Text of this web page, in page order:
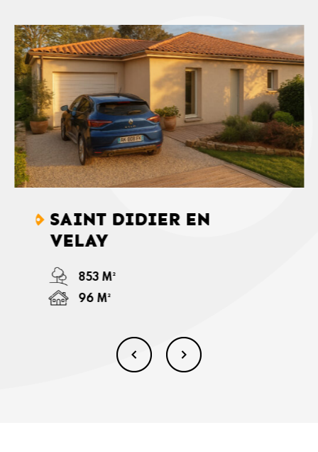
SAINT DIDIER EN
VELAY
853 M²
96 M²